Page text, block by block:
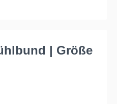
| Größe